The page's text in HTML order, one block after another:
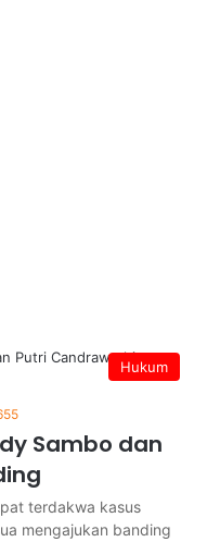
Hukum
Sambo dan
terdakwa kasus
mengajukan banding